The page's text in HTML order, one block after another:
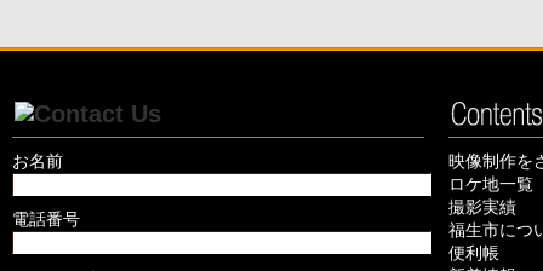
お名前
電話番号
映像制作を
ロケ地一覧
撮影実績
福生市につ
便利帳